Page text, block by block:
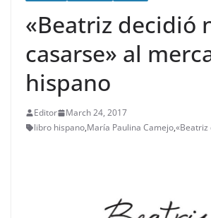
«Beatriz decidió
casarse» al
hispano
Editor
March 24, 2017
libro hispano,María Paulina Camejo,«Beatriz